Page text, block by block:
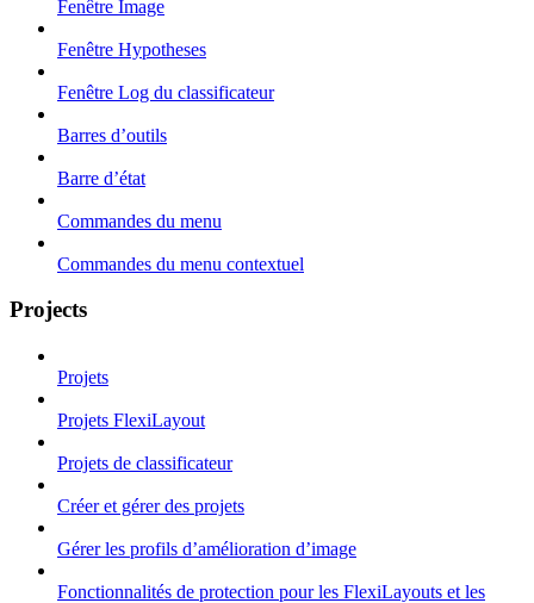
Fenêtre Image
Fenêtre Hypotheses
Fenêtre Log du classificateur
Barres d’outils
Barre d’état
Commandes du menu
Commandes du menu contextuel
Projects
Projets
Projets FlexiLayout
Projets de classificateur
Créer et gérer des projets
Gérer les profils d’amélioration d’image
Fonctionnalités de protection pour les FlexiLayouts et les